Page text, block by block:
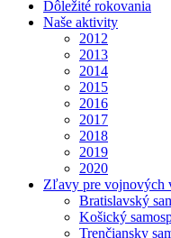
Dôležité rokovania
Naše aktivity
2012
2013
2014
2015
2016
2017
2018
2019
2020
Zľavy pre vojnových
Bratislavský
Košický
Trenčiansky